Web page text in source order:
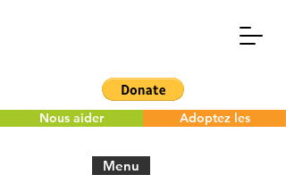
Nous aider Adoptez les
Menu